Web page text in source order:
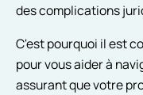
des complications
C'est pourquoi il est
pour vous aider à
assurant que votre